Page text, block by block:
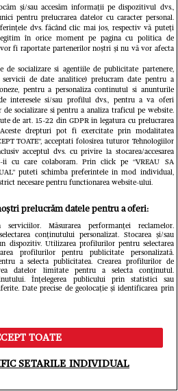
acum
Google News
pe promoții la
lui Călin
O femeie a fost
și/sau accesăm informații pe dispozitivul dvs.,
pentru prelucrarea datelor cu caracter personal.
dvs. făcând clic mai jos, respectiv vă puteți
în orice moment pe pagina cu politica de
fi raportate partenerilor noștri și nu vă vor afecta
de socializare si agentiile de publicitate partenere,
de date analitice) prelucram date pentru a
pentru a personaliza continutul si anunturile
interesele si/sau profilul dvs., pentru a va oferi
socializare si pentru a analiza traficul pe website.
de art. 15-22 din GDPR in legatura cu prelucrarea
drepturi pot fi exercitate prin modalitatea
TOATE”, acceptati folosirea tuturor Tehnologiilor
acceptul dvs. cu privire la stocarea/accesarea
cu care colaboram. Prin click pe “VREAU SA
puteti schimba preferintele in mod individual,
necesare pentru functionarea website-ului.
prelucrăm datele pentru a oferi:
serviciilor. Măsurarea performanței reclamelor.
conținutului personalizat. Stocarea și/sau
dispozitiv. Utilizarea profilurilor pentru selectarea
profilurilor pentru publicitate personalizată.
a selecta publicitatea. Crearea profilurilor de
datelor limitate pentru a selecta conținutul.
Înțelegerea publicului prin statistici sau
Date precise de geolocație și identificarea prin
TOATE
SETARILE INDIVIDUAL